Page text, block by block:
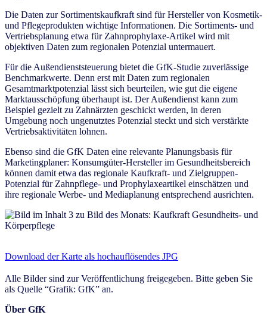
Die Daten zur Sortimentskaufkraft sind für Hersteller von Kosmetik-
und Pflegeprodukten wichtige Informationen. Die Sortiments- und
Vertriebsplanung etwa für Zahnprophylaxe-Artikel wird mit
objektiven Daten zum regionalen Potenzial untermauert.
Für die Außendienststeuerung bietet die GfK-Studie zuverlässige
Benchmarkwerte. Denn erst mit Daten zum regionalen
Gesamtmarktpotenzial lässt sich beurteilen, wie gut die eigene
Marktausschöpfung überhaupt ist. Der Außendienst kann zum
Beispiel gezielt zu Zahnärzten geschickt werden, in deren
Umgebung noch ungenutztes Potenzial steckt und sich verstärkte
Vertriebsaktivitäten lohnen.
Ebenso sind die GfK Daten eine relevante Planungsbasis für
Marketingplaner: Konsumgüter-Hersteller im Gesundheitsbereich
können damit etwa das regionale Kaufkraft- und Zielgruppen-
Potenzial für Zahnpflege- und Prophylaxeartikel einschätzen und
ihre regionale Werbe- und Mediaplanung entsprechend ausrichten.
Download der Karte als hochauflösendes JPG
Alle Bilder sind zur Veröffentlichung freigegeben. Bitte geben Sie
als Quelle “Grafik: GfK” an.
Über GfK